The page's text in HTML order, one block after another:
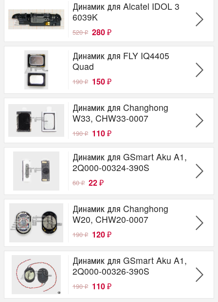
Динамик для Alcatel IDOL 3
6039K
520₽ 280 ₽
Динамик для FLY IQ4405
Quad
190₽ 150 ₽
Динамик для Changhong
W33, CHW33-0007
190₽ 110 ₽
Динамик для GSmart Aku A1,
2Q000-00324-390S
60₽ 22 ₽
Динамик для Changhong
W20, CHW20-0007
190₽ 120 ₽
Динамик для GSmart Aku A1,
2Q000-00326-390S
190₽ 110 ₽